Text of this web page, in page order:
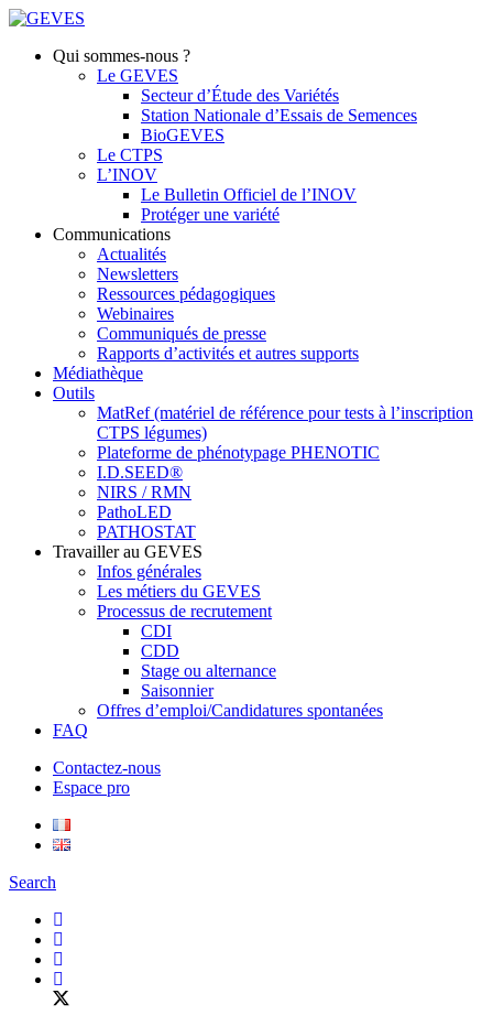
Qui sommes-nous ?
Le GEVES
Secteur d’Étude des Variétés
Station Nationale d’Essais de Semences
BioGEVES
Le CTPS
L’INOV
Le Bulletin Officiel de l’INOV
Protéger une variété
Communications
Actualités
Newsletters
Ressources pédagogiques
Webinaires
Communiqués de presse
Rapports d’activités et autres supports
Médiathèque
Outils
MatRef (matériel de référence pour tests à l’inscription
CTPS légumes)
Plateforme de phénotypage PHENOTIC
I.D.SEED®
NIRS / RMN
PathoLED
PATHOSTAT
Travailler au GEVES
Infos générales
Les métiers du GEVES
Processus de recrutement
CDI
CDD
Stage ou alternance
Saisonnier
Offres d’emploi/Candidatures spontanées
FAQ
Contactez-nous
Espace pro
Search